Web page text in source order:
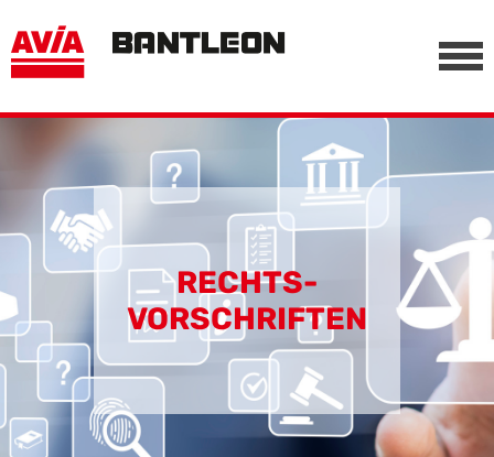
-->
RECHTS­
VORSCHRIFTEN